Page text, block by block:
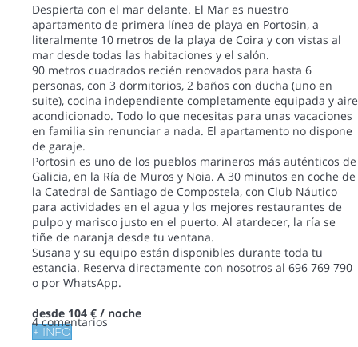
Despierta con el mar delante. El Mar es nuestro
apartamento de primera línea de playa en Portosin, a
literalmente 10 metros de la playa de Coira y con vistas al
mar desde todas las habitaciones y el salón.
90 metros cuadrados recién renovados para hasta 6
personas, con 3 dormitorios, 2 baños con ducha (uno en
suite), cocina independiente completamente equipada y aire
acondicionado. Todo lo que necesitas para unas vacaciones
en familia sin renunciar a nada. El apartamento no dispone
de garaje.
Portosin es uno de los pueblos marineros más auténticos de
Galicia, en la Ría de Muros y Noia. A 30 minutos en coche de
la Catedral de Santiago de Compostela, con Club Náutico
para actividades en el agua y los mejores restaurantes de
pulpo y marisco justo en el puerto. Al atardecer, la ría se
tiñe de naranja desde tu ventana.
Susana y su equipo están disponibles durante toda tu
estancia. Reserva directamente con nosotros al 696 769 790
o por WhatsApp.
4 comentarios
desde 104 € / noche
+ INFO